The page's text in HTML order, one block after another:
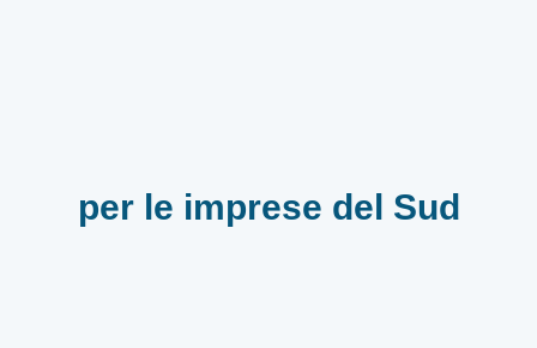
per le imprese del Sud